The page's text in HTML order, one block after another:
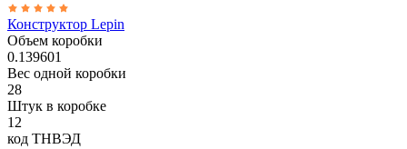
Конструктор Lepin
Объем коробки
0.139601
Вес одной коробки
28
Штук в коробке
12
код ТНВЭД